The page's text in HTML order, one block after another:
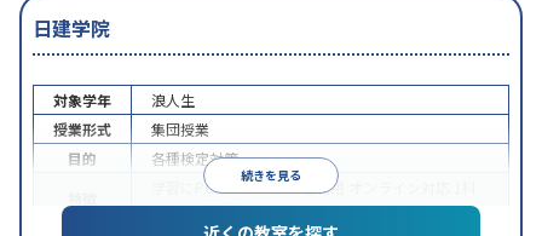
日建学院
続きを見る
対象学年
浪人生
授業形式
集団授業
目的
各種検定対策
学習にPC・タブレットを利用
目から受講可能